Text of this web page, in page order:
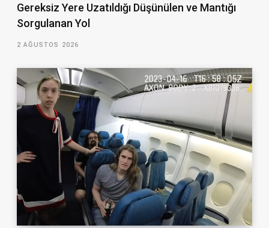
Gereksiz Yere Uzatıldığı Düşünülen ve Mantığı
Sorgulanan Yol
2 AĞUSTOS 2026